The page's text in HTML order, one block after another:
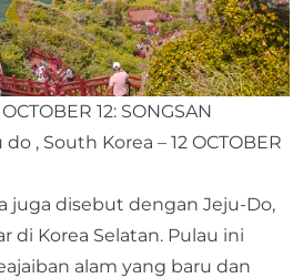
12: SONGSAN
, South Korea – 12 OCTOBER
juga disebut dengan Jeju-Do,
di Korea Selatan. Pulau ini
alam yang baru dan